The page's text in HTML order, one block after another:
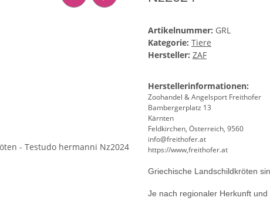
Artikelnummer: GRL
Kategorie: Tiere
Hersteller: ZAF
Herstellerinformationen:
Zoohandel & Angelsport Freithofer
Bambergerplatz 13
Kärnten
Feldkirchen, Österreich, 9560
info@freithofer.at
https://www,freithofer.at
Griechische Landschildkröten
Je nach regionaler Herkunft